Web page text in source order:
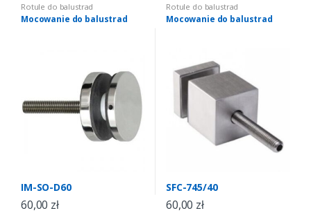
Rotule do balustrad
Mocowanie do balustrad
IM-SO-D60
60,00 zł
Rotule do balustrad
Mocowanie do balustrad
SFC-745/40
60,00 zł